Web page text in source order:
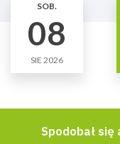
SOB.
08
SIE 2026
Spodobał się